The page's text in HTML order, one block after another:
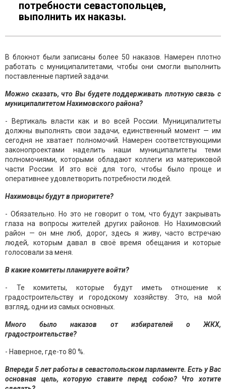
потребности севастопольцев,
выполнить их наказы.
В блокнот были записаны более 50 наказов. Намерен плотно
работать с муниципалитетами, чтобы они смогли выполнить
поставленные партией задачи.
Можно сказать, что Вы будете поддерживать плотную связь с
муниципалитетом Нахимовского района?
- Вертикаль власти как и во всей России. Муниципалитеты
должны выполнять свои задачи, единственный момент — им
сегодня не хватает полномочий. Намерен соответствующими
законопроектами наделить наши муниципалитеты теми
полномочиями, которыми обладают коллеги из материковой
части России. И это всё для того, чтобы было проще и
оперативнее удовлетворить потребности людей.
Нахимовцы будут в приоритете?
- Обязательно. Но это не говорит о том, что будут закрывать
глаза на вопросы жителей других районов. Но Нахимовский
район — он мне люб, дорог, здесь я живу, часто встречаю
людей, которым давал в своё время обещания и которые
голосовали за меня.
В какие комитеты планируете войти?
- Те комитеты, которые будут иметь отношение к
градостроительству и городскому хозяйству. Это, на мой
взгляд, одни из самых основных.
Много было наказов от избирателей о ЖКХ,
градостроительстве?
- Наверное, где-то 80 %.
Впереди 5 лет работы в севастопольском парламенте. Есть у Вас
основная цель, которую ставите перед собою? Что хотите